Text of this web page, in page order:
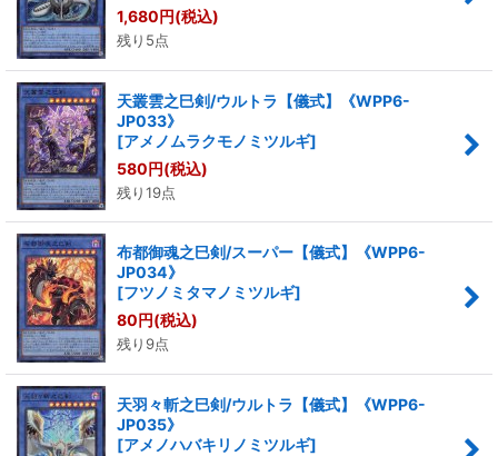
1,680円(税込)
残り5点
天叢雲之巳剣/ウルトラ【儀式】《WPP6-
JP033》
[アメノムラクモノミツルギ]
580円(税込)
残り19点
布都御魂之巳剣/スーパー【儀式】《WPP6-
JP034》
[フツノミタマノミツルギ]
80円(税込)
残り9点
天羽々斬之巳剣/ウルトラ【儀式】《WPP6-
JP035》
[アメノハバキリノミツルギ]